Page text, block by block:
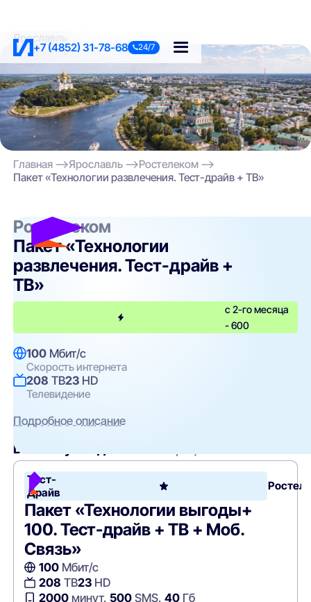
+7 (4852) 31-78-68 24/7
Ярославль
Главная Ярославль
Ростелеком
Пакет «Технологии развлечения. Тест-драйв + ТВ»
Ростелеком
Пакет «Технологии
развлечения. Тест-драйв +
ТВ»
с 2-го месяца
- 600
100 Мбит/с
Скорость интернета
208 ТВ23 HD
Телевидение
Подробное описание
Вам могут подойти
Тест-
Драйв
Пакет «Технологии выгоды+
100. Тест-драйв + ТВ + Моб.
Связь»
100Мбит/с
208 ТВ23HD
2000минут, 500SMS, 40Гб